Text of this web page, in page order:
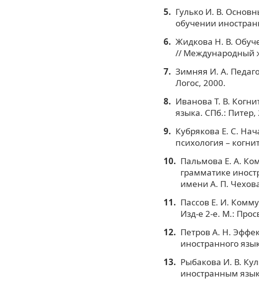
Гулько И. В.
обучении
Жидкова Н. В.
// Международный
Зимняя И. А.
Логос, 2000.
Иванова Т. В.
языка. СПб.: Питер,
Кубрякова Е. С.
психология –
Пальмова Е. А.
грамматике
имени А. П.
Пассов Е. И.
Изд-е 2-е. М.:
Петров А. Н.
иностранного
Рыбакова И. В.
иностранным